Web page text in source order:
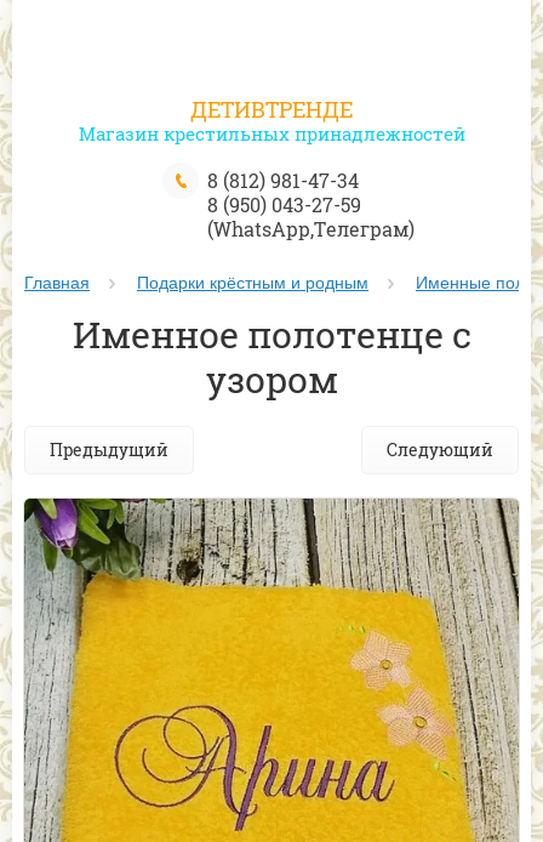
ДЕТИВТРЕНДЕ
Магазин крестильных принадлежностей
8 (812) 981-47-34
8 (950) 043-27-59
(WhatsApp,Телеграм)
Главная Подарки крёстным и родным Именные
Именное полотенце с
узором
Предыдущий Следующий